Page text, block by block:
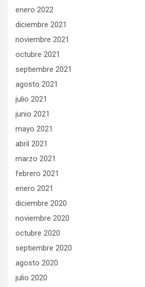
enero 2022
diciembre 2021
noviembre 2021
octubre 2021
septiembre 2021
agosto 2021
julio 2021
junio 2021
mayo 2021
abril 2021
marzo 2021
febrero 2021
enero 2021
diciembre 2020
noviembre 2020
octubre 2020
septiembre 2020
agosto 2020
julio 2020